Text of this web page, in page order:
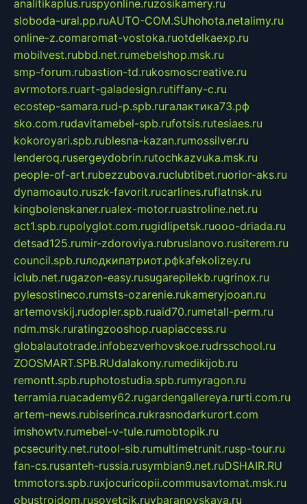
analitikaplus.ruspyonline.ruzosikamery.ru
sloboda-ural.pp.ruAUTO-COM.SUhohota.netalimy.ru
online-z.comaromat-vostoka.ruotdelkaexp.ru
mobilvest.rubbd.net.rumebelshop.msk.ru
smp-forum.rubastion-td.rukosmoscreative.ru
avrmotors.ruart-galadesign.rutiffany-c.ru
ecostep-samara.rud-p.spb.ruгалактика73.рф
sko.com.rudavitamebel-spb.rufotsis.rutesiaes.ru
kokoroyari.spb.rublesna-kazan.rumossilver.ru
lenderoq.rusergeydobrin.rutochkazvuka.msk.ru
people-of-art.rubezzubova.ruclubtibet.ruorior-aks.ru
dynamoauto.ruszk-favorit.rucarlines.ruflatnsk.ru
kingbolenskaner.rualex-motor.ruastroline.net.ru
act1.spb.rupolyglot.com.rugidlipetsk.ruooo-driada.ru
detsad125.rumir-zdoroviya.rubruslanovo.rusiterem.ru
council.spb.ruлодкипатриот.рфkafekolizey.ru
iclub.net.rugazon-easy.rusugarepilekb.rugrinox.ru
pylesostineco.rumsts-ozarenie.rukameryjooan.ru
artemovskij.rudopler.spb.ruaid70.rumetall-perm.ru
ndm.msk.ruratingzooshop.ruapiaccess.ru
globalautotrade.infobezverhovskoe.rudrsschool.ru
ZOOSMART.SPB.RUdalakony.rumedikijob.ru
remontt.spb.ruphotostudia.spb.rumyragon.ru
terramia.ruacademy62.rugardengallereya.rurti.com.ru
artem-news.rubiserinca.rukrasnodarkurort.com
imshowtv.rumebel-v-tule.rumobtopik.ru
pcsecurity.net.rutool-sib.rumultimetrunit.rusp-tour.ru
fan-cs.rusanteh-russia.rusymbian9.net.ruDSHAIR.RU
tmmotors.spb.ruxjocuricopii.commusavtomat.msk.ru
obustrojdom.rusovetcik.ruybaranovskaya.ru